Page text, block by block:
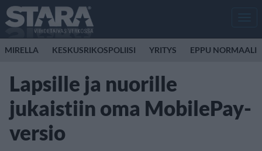
MIRELLA KESKUSRIKOSPOLIISI YRITYS EPPU NORMAALI
Lapsille ja nuorille
jukaistiin oma MobilePay-
versio